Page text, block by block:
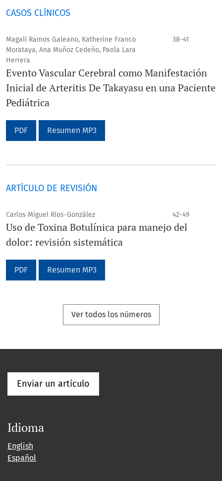
CASOS CLÍNICOS
Magalí Ramos Galeano, Katherine Franco
Morataya, Ana Muñoz Cedeño, Paola Lara
Herrera
38-41
Evento Vascular Cerebral como Manifestación
Inicial de Arteritis De Takayasu en una Paciente
Pediátrica
PDF Resumen MP3
ARTÍCULO DE REVISIÓN
Carlos Miguel Ríos-González 42-49
Uso de Toxina Botulínica para manejo del
dolor: revisión sistemática
PDF Resumen MP3
Ver todos los números
Enviar un artículo
Idioma
English
Español